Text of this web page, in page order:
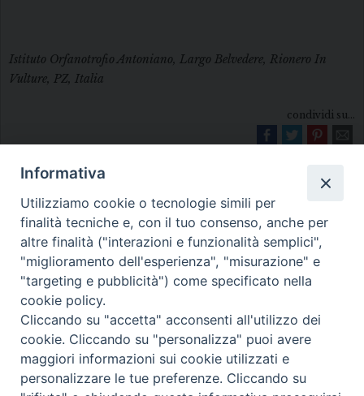
Istituto Orfanotrofio Antoniano, Largo Belvedere, Rionero In
Vulture, PZ, Italia
condividi su...
Diocesi di Melfi Rapolla Venosa
• Largo Duomo, 12 - 85025 MELFI (PZ) •
Tel. 0972238604
PEC ufficiale della Diocesi:
diocesi.melfi_rapolla_venosa@legalmail.it
Informativa
Utilizziamo cookie o tecnologie simili per
finalità tecniche e, con il tuo consenso, anche per
altre finalità ("interazioni e funzionalità semplici",
"miglioramento dell'esperienza", "misurazione" e
"targeting e pubblicità") come specificato nella
cookie policy.
Cliccando su "accetta" acconsenti all'utilizzo dei
cookie. Cliccando su "personalizza" puoi avere
maggiori informazioni sui cookie utilizzati e
personalizzare le tue preferenze. Cliccando su